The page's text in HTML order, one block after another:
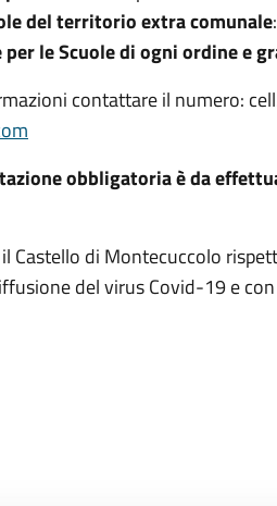
del territorio extra comunale
le Scuole di ogni ordine e
contattare il numero:
obbligatoria è da
il Castello di Montecuccolo
del virus Covid-19 e